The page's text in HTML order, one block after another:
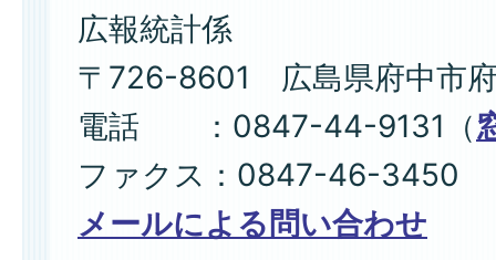
広報統計係
〒726-8601 広島県府中市
電話 ：0847-44-9131（
ファクス：0847-46-3450
メールによる問い合わせ